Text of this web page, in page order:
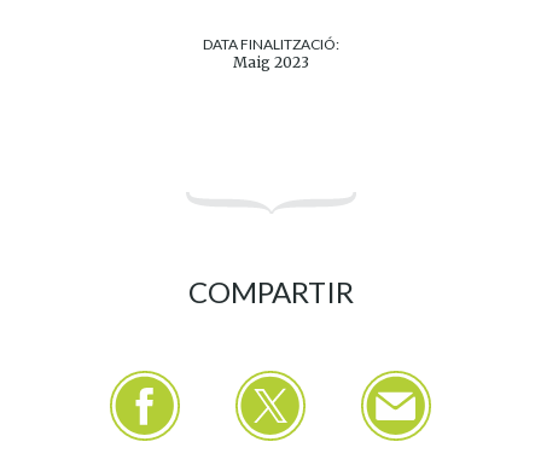
DATA FINALITZACIÓ:
Maig 2023
COMPARTIR